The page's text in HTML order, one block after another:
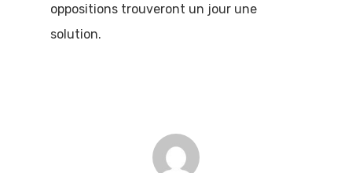
oppositions trouveront un jour une
solution.